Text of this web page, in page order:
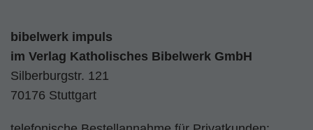
bibelwerk impuls
im Verlag Katholisches Bibelwerk GmbH
Silberburgstr. 121
70176 Stuttgart